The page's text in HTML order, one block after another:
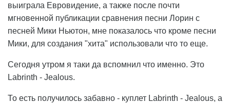
выиграла Евровидение, а также после почти
мгновенной публикации сравнения песни Лорин с
песней Мики Ньютон, мне показалось что кроме песни
Мики, для создания "хита" использовали что то еще.
Сегодня утром я таки да вспомнил что именно. Это
Labrinth - Jealous.
То есть получилось забавно - куплет Labrinth - Jealous, а